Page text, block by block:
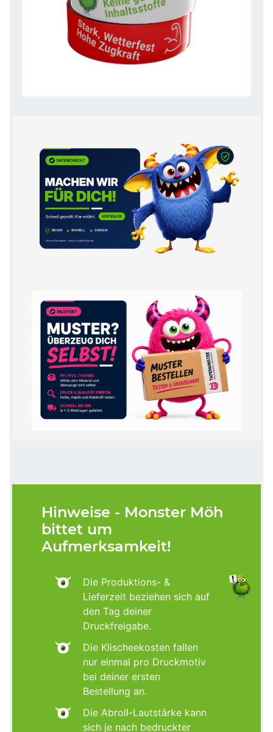
Hinweise - Monster Möh
bittet um
Aufmerksamkeit!
Die Produktions- &
Lieferzeit beziehen sich auf
den Tag deiner
Druckfreigabe.
Die Klischeekosten fallen
nur einmal pro Druckmotiv
bei deiner ersten
Bestellung an.
Die Abroll-Lautstärke kann
sich je nach bedruckter